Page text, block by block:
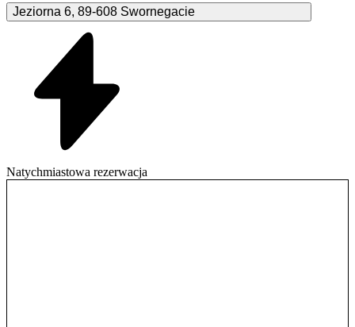
Jeziorna 6, 89-608 Swornegacie
Natychmiastowa rezerwacja